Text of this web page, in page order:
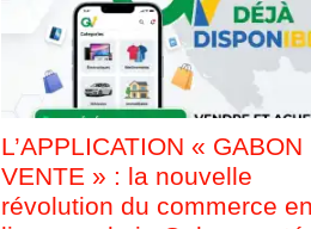
L’APPLICATION « GABON
VENTE » : la nouvelle
révolution du commerce en